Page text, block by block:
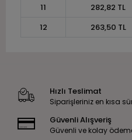
11
282,82 TL
12
263,50 TL
Hızlı Teslimat
Siparişleriniz en kısa
Güvenli Alışveriş
Güvenli ve kolay